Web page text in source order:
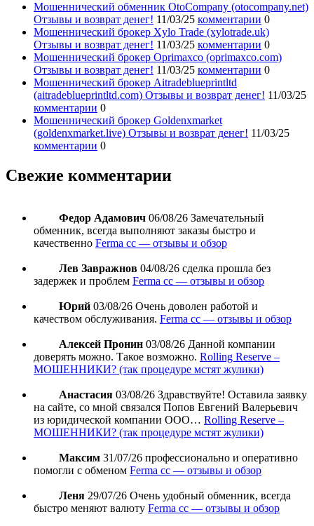
Мошеннический обменник OtoCompany (otocompany.net)
Отзывы и возврат денег! 11/03/25 комментарии 0
Мошеннический брокер Xylo Trade (xylotrade.uk)
Отзывы и возврат денег! 11/03/25 комментарии 0
Мошеннический брокер Oprimaxco (oprimaxco.com)
Отзывы и возврат денег! 11/03/25 комментарии 0
Мошеннический брокер Aitradeblueprintltd
(aitradeblueprintltd.com) Отзывы и возврат денег! 11/03/25
комментарии 0
Мошеннический брокер Goldenxmarket
(goldenxmarket.live) Отзывы и возврат денег! 11/03/25
комментарии 0
Свежие комментарии
Федор Адамович 06/08/26 Замечательный
обменник, всегда выполняют заказы быстро и
качественно Ferma cc — отзывы и обзор
Лев Завражнов 04/08/26 сделка прошла без
задержек и проблем Ferma cc — отзывы и обзор
Юрий 03/08/26 Очень доволен работой и
качеством обслуживания. Ferma cc — отзывы и обзор
Алексей Пронин 03/08/26 Данной компании
доверять можно. Такое возможно. Rolling Reserve –
МОШЕННИКИ? (так процедуре мстят жулики)
Анастасия 03/08/26 Здравствуйте! Оставила заявку
на сайте, со мной связался Попов Евгений Валерьевич
из юридической компании ООО… Rolling Reserve –
МОШЕННИКИ? (так процедуре мстят жулики)
Максим 31/07/26 профессионально и оперативно
помогли с обменом Ferma cc — отзывы и обзор
Леня 29/07/26 Очень удобный обменник, всегда
быстро меняют валюту Ferma cc — отзывы и обзор